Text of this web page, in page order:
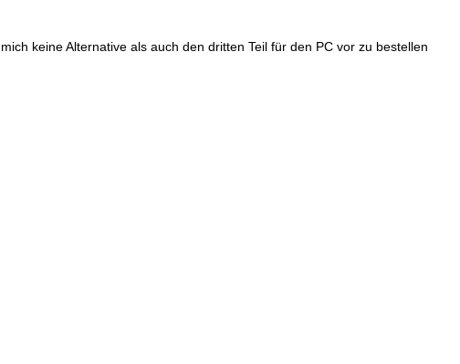
keine Alternative als auch den dritten Teil für den PC vor zu bestellen